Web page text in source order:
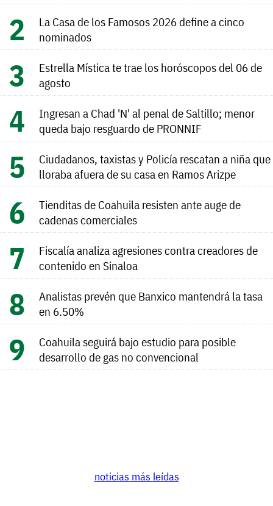
La Casa de los Famosos 2026 define a cinco
nominados
Estrella Mística te trae los horóscopos del 06 de
agosto
Ingresan a Chad 'N' al penal de Saltillo; menor
queda bajo resguardo de PRONNIF
Ciudadanos, taxistas y Policía rescatan a niña que
lloraba afuera de su casa en Ramos Arizpe
Tienditas de Coahuila resisten ante auge de
cadenas comerciales
Fiscalía analiza agresiones contra creadores de
contenido en Sinaloa
Analistas prevén que Banxico mantendrá la tasa
en 6.50%
Coahuila seguirá bajo estudio para posible
desarrollo de gas no convencional
noticias más leídas